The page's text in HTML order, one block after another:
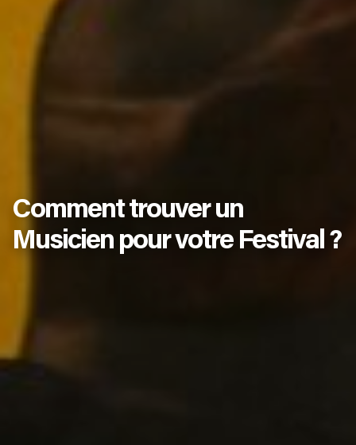
Comment trouver un
Musicien pour votre Festival ?